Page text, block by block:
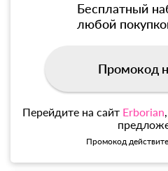
Бесплатный
любой
Промокод
Перейдите на сайт Erborian
Промокод